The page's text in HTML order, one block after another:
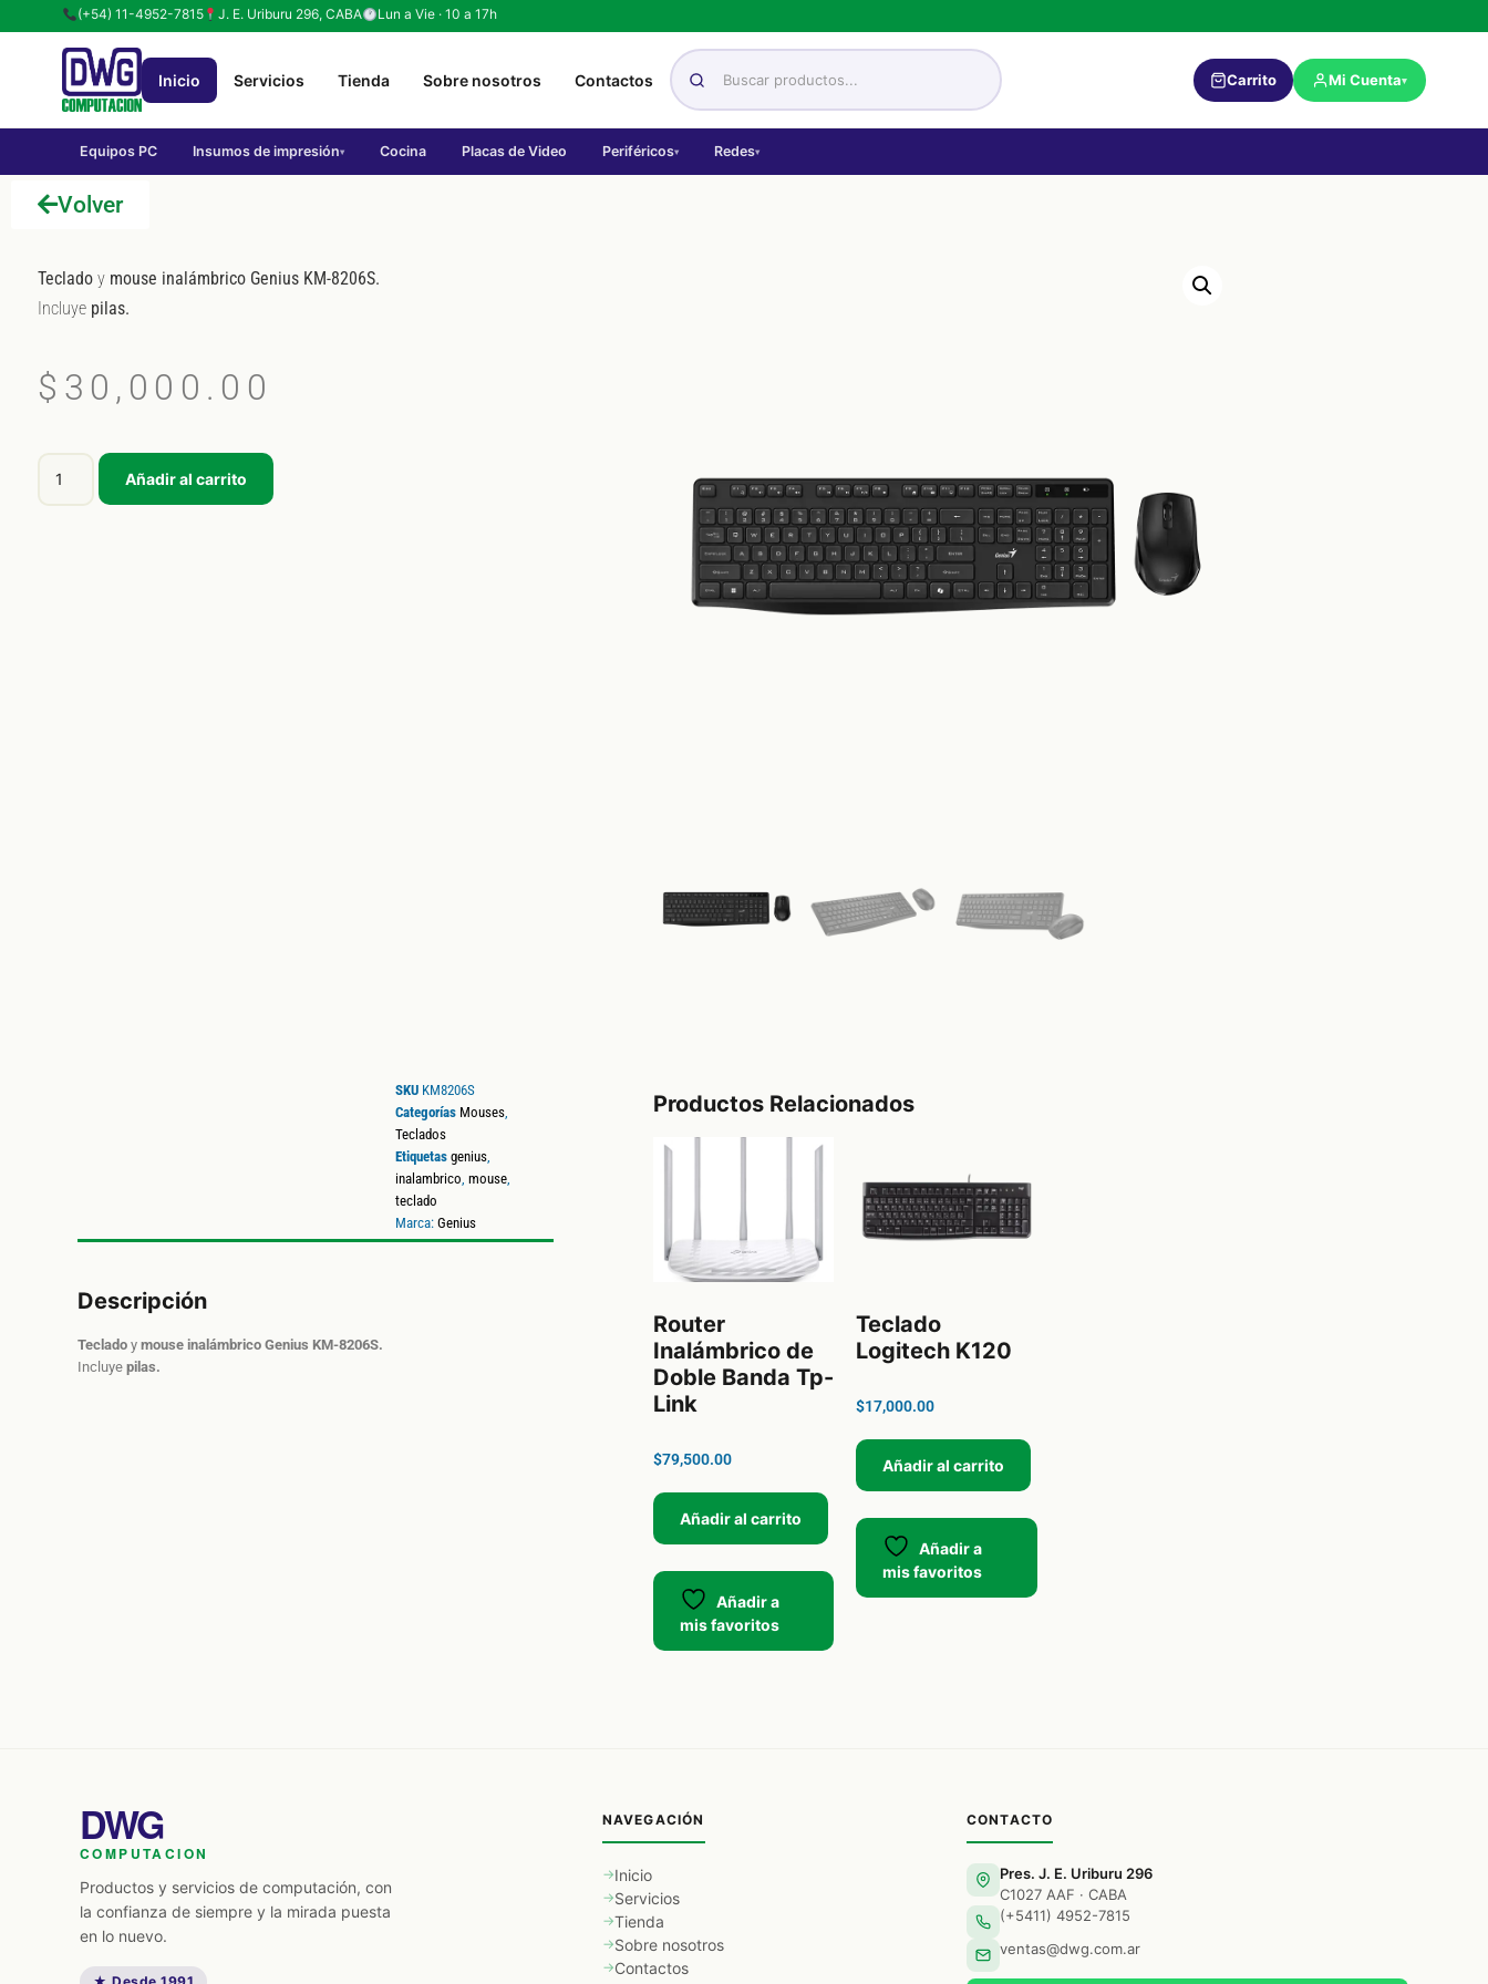
(+54) 11-4952-7815 J. E. Uriburu 296, CABA Lun a Vie · 10 a 17h
Inicio Servicios Tienda Sobre nosotros Contactos Carrito Mi Cuenta▾
Equipos PC Insumos de impresión▾ Cocina Placas de Video Periféricos▾ Redes▾
Volver
Tecladoy mouse inalámbrico Genius KM-8206S.
Incluye pilas.
$ 30,000.00
Añadir al carrito
SKU KM8206S
Categorías Mouses,
Teclados
Etiquetas genius,
inalambrico mouse,
teclado
Marca: Genius
Descripción
Teclado y mouse inalámbrico Genius KM-8206S.
Incluye pilas.
Productos Relacionados
Router
Inalámbrico de
Doble Banda Tp-
Link
$79,500.00
Añadir al carrito
Añadir a
mis favoritos
Teclado
Logitech K120
$17,000.00
Añadir al carrito
Añadir a
mis favoritos
DWG
COMPUTACION
Productos y servicios de computación, con
la confianza de siempre y la mirada puesta
en lo nuevo.
NAVEGACIÓN
Inicio
Servicios
Tienda
Sobre nosotros
Contactos
CONTACTO
Pres. J. E. Uriburu 296
C1027 AAF · CABA
(+5411) 4952-7815
ventas@dwg.com.ar